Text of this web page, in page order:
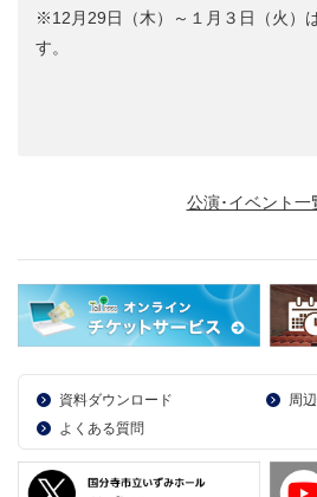
※12月29日（木）～１月３日（火）
す。
公演･イベント一
資料ダウンロード
周
よくある質問